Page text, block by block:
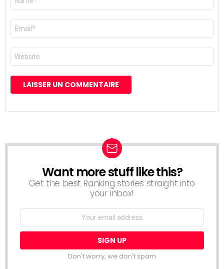
E-
mail
*
Site
web
NEWSLETTER
Want more stuff like this?
Get the best Ranking stories straight into
your inbox!
Don't worry, we don't spam